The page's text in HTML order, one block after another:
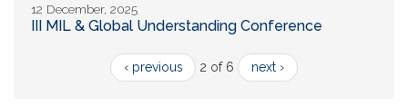
12 December, 2025
III MIL & Global Understanding Conference
‹ previous 2 of 6 next ›